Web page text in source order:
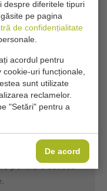
despre diferitele tipuri
pe pagina
de confidențialitate
acordul pentru
uri funcționale,
sunt utilizate
reclamelor.
"Setări" pentru a
De acord
cumpărare
150 cm a
un Maşini de
detaliile dvs. aici.
această
pentru a accesa